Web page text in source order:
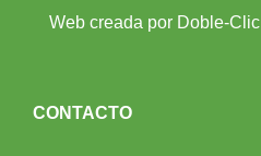
Web creada por Doble-Clic
CONTACTO